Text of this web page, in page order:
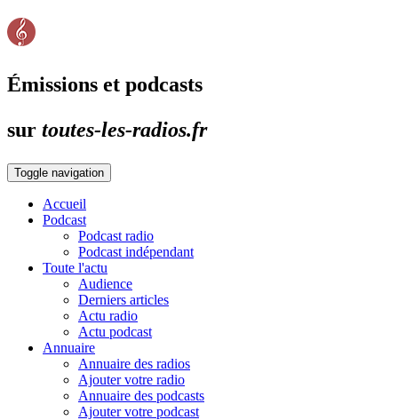
Émissions et podcasts
sur toutes-les-radios.fr
Toggle navigation
Accueil
Podcast
Podcast radio
Podcast indépendant
Toute l'actu
Audience
Derniers articles
Actu radio
Actu podcast
Annuaire
Annuaire des radios
Ajouter votre radio
Annuaire des podcasts
Ajouter votre podcast